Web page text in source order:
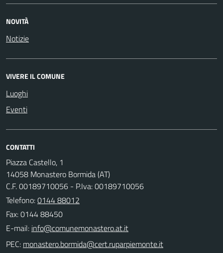
NOVITÀ
Notizie
VIVERE IL COMUNE
Luoghi
Eventi
CONTATTI
Piazza Castello, 1
14058 Monastero Bormida (AT)
C.F. 00189710056 - P.Iva: 00189710056
Telefono:0144 88012
Fax: 0144 88450
E-mail:
PEC: